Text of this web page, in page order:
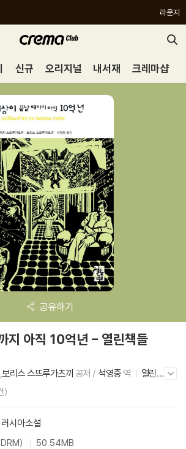
라운지
신규 오리지널 내서재 크레마샵
공유하기
지 아직 10억년 - 열린책들
보리스 스뜨루가츠끼 공저 / 석영중역
열린
)
러시아소설
50.54MB